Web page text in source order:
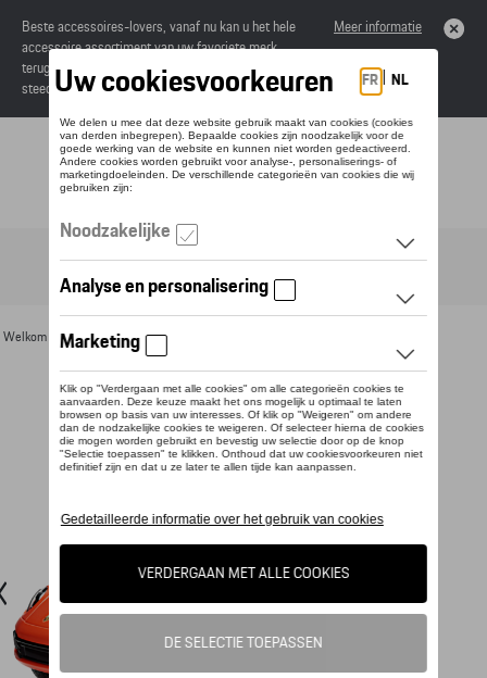
Beste accessoires-lovers, vanaf nu kan u het hele
accessoire assortiment van uw favoriete merk
terugvinden in de online catalogus. Deze kunnen
steeds besteld worden via uw dealer.
Meer informatie
Toggle navigation
Welkom >Voor u >Voor kinderen